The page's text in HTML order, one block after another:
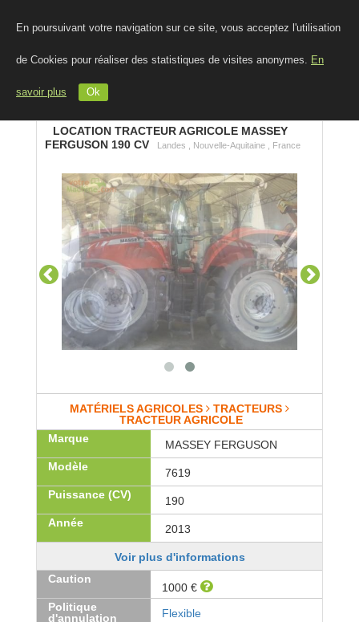
En poursuivant votre navigation sur ce site, vous acceptez l'utilisation
de Cookies pour réaliser des statistiques de visites anonymes. En
savoir plus Ok
LOCATION TRACTEUR AGRICOLE MASSEY
FERGUSON 190 CV
Landes , Nouvelle-Aquitaine , France
MATÉRIELS AGRICOLES
TRACTEURS
TRACTEUR AGRICOLE
Marque
MASSEY FERGUSON
Modèle
7619
Puissance (CV)
190
Année
2013
Voir plus d'informations
Caution
1000 €
Politique
d'annulation
Flexible